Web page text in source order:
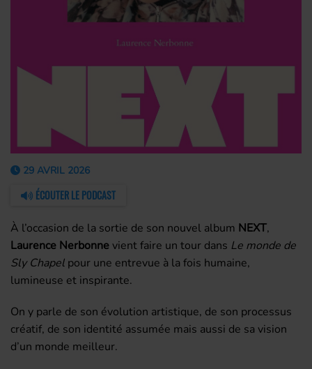
29 AVRIL 2026
ÉCOUTER LE PODCAST
À l’occasion de la sortie de son nouvel album NEXT,
Laurence Nerbonnevient faire un tour dans Le monde de
Sly Chapel pour une entrevue à la fois humaine,
lumineuse et inspirante.
On y parle de son évolution artistique, de son processus
créatif, de son identité assumée mais aussi de sa vision
d’un monde meilleur.